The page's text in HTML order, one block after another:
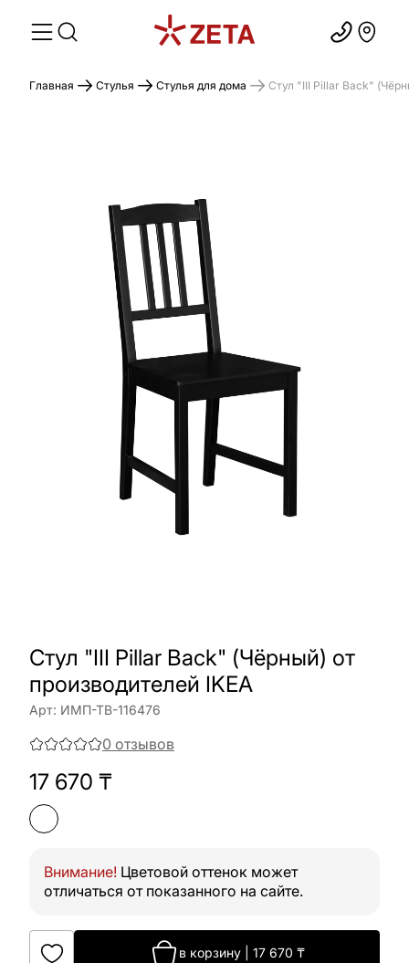
Главная Стулья Стулья для дома Стул "III Pillar Back"
Стул "III Pillar Back" (Чёрный) от
производителей IKEA
Арт: ИМП-ТВ-116476
0 отзывов
17 670 ₸
Внимание! Цветовой оттенок может
отличаться от показанного на сайте.
в корзину| 17 670 ₸